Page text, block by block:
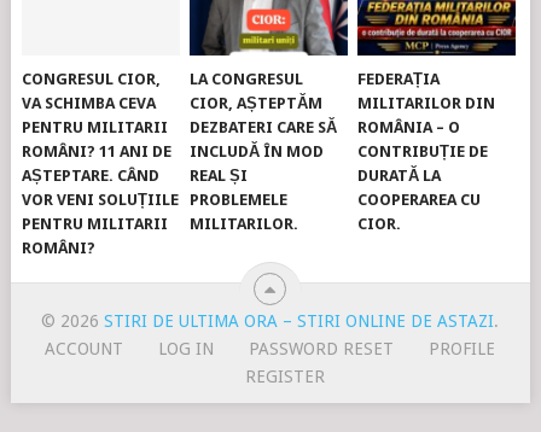
CONGRESUL CIOR,
VA SCHIMBA CEVA
PENTRU MILITARII
ROMÂNI? 11 ANI DE
AȘTEPTARE. CÂND
VOR VENI SOLUȚIILE
PENTRU MILITARII
ROMÂNI?
LA CONGRESUL
CIOR, AȘTEPTĂM
DEZBATERI CARE SĂ
INCLUDĂ ÎN MOD
REAL ȘI
PROBLEMELE
MILITARILOR.
FEDERAȚIA
MILITARILOR DIN
ROMÂNIA – O
CONTRIBUȚIE DE
DURATĂ LA
COOPERAREA CU
CIOR.
© 2026STIRI DE ULTIMA ORA – STIRI ONLINE DE ASTAZI.
ACCOUNT
LOG IN PASSWORD RESET
PROFILE
REGISTER